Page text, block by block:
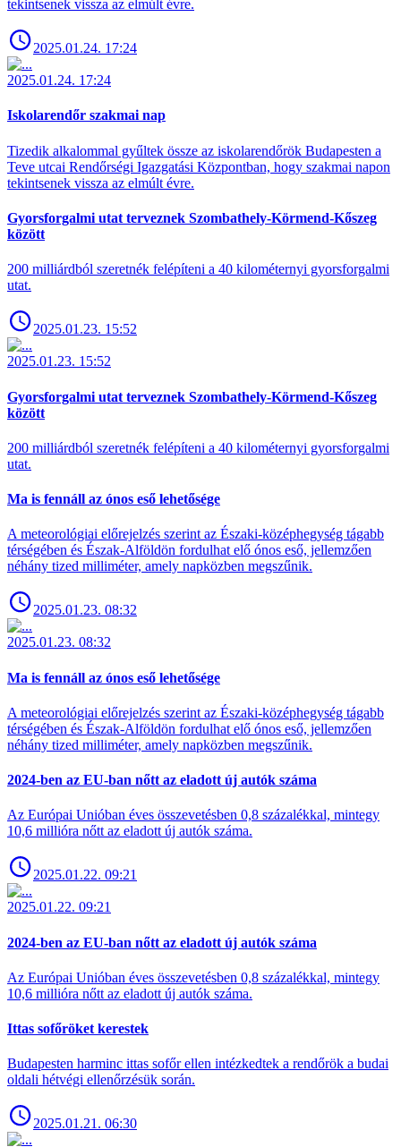
tekintsenek vissza az elmúlt évre.
2025.01.24. 17:24
2025.01.24. 17:24
Iskolarendőr szakmai nap
Tizedik alkalommal gyűltek össze az iskolarendőrök Budapesten a
Teve utcai Rendőrségi Igazgatási Központban, hogy szakmai napon
tekintsenek vissza az elmúlt évre.
Gyorsforgalmi utat terveznek Szombathely-Körmend-Kőszeg
között
200 milliárdból szeretnék felépíteni a 40 kilométernyi gyorsforgalmi
utat.
2025.01.23. 15:52
2025.01.23. 15:52
Gyorsforgalmi utat terveznek Szombathely-Körmend-Kőszeg
között
200 milliárdból szeretnék felépíteni a 40 kilométernyi gyorsforgalmi
utat.
Ma is fennáll az ónos eső lehetősége
A meteorológiai előrejelzés szerint az Északi-középhegység tágabb
térségében és Észak-Alföldön fordulhat elő ónos eső, jellemzően
néhány tized milliméter, amely napközben megszűnik.
2025.01.23. 08:32
2025.01.23. 08:32
Ma is fennáll az ónos eső lehetősége
A meteorológiai előrejelzés szerint az Északi-középhegység tágabb
térségében és Észak-Alföldön fordulhat elő ónos eső, jellemzően
néhány tized milliméter, amely napközben megszűnik.
2024-ben az EU-ban nőtt az eladott új autók száma
Az Európai Unióban éves összevetésben 0,8 százalékkal, mintegy
10,6 millióra nőtt az eladott új autók száma.
2025.01.22. 09:21
2025.01.22. 09:21
2024-ben az EU-ban nőtt az eladott új autók száma
Az Európai Unióban éves összevetésben 0,8 százalékkal, mintegy
10,6 millióra nőtt az eladott új autók száma.
Ittas sofőröket kerestek
Budapesten harminc ittas sofőr ellen intézkedtek a rendőrök a budai
oldali hétvégi ellenőrzésük során.
2025.01.21. 06:30